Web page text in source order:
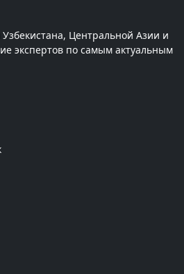
Центральной Азии и
экспертов по самым актуальным